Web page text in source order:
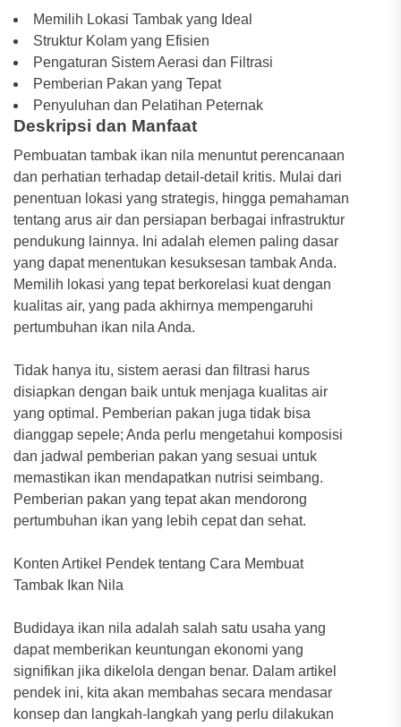
Memilih Lokasi Tambak yang Ideal
Struktur Kolam yang Efisien
Pengaturan Sistem Aerasi dan Filtrasi
Pemberian Pakan yang Tepat
Penyuluhan dan Pelatihan Peternak
Deskripsi dan Manfaat
Pembuatan tambak ikan nila menuntut perencanaan
dan perhatian terhadap detail-detail kritis. Mulai dari
penentuan lokasi yang strategis, hingga pemahaman
tentang arus air dan persiapan berbagai infrastruktur
pendukung lainnya. Ini adalah elemen paling dasar
yang dapat menentukan kesuksesan tambak Anda.
Memilih lokasi yang tepat berkorelasi kuat dengan
kualitas air, yang pada akhirnya mempengaruhi
pertumbuhan ikan nila Anda.
Tidak hanya itu, sistem aerasi dan filtrasi harus
disiapkan dengan baik untuk menjaga kualitas air
yang optimal. Pemberian pakan juga tidak bisa
dianggap sepele; Anda perlu mengetahui komposisi
dan jadwal pemberian pakan yang sesuai untuk
memastikan ikan mendapatkan nutrisi seimbang.
Pemberian pakan yang tepat akan mendorong
pertumbuhan ikan yang lebih cepat dan sehat.
Konten Artikel Pendek tentang Cara Membuat
Tambak Ikan Nila
Budidaya ikan nila adalah salah satu usaha yang
dapat memberikan keuntungan ekonomi yang
signifikan jika dikelola dengan benar. Dalam artikel
pendek ini, kita akan membahas secara mendasar
konsep dan langkah-langkah yang perlu dilakukan